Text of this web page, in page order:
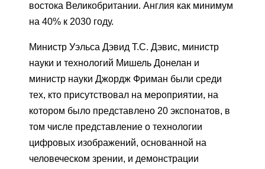
востока Великобритании. Англия как минимум
на 40% к 2030 году.
Министр Уэльса Дэвид Т.С. Дэвис, министр
науки и технологий Мишель Донелан и
министр науки Джордж Фриман были среди
тех, кто присутствовал на мероприятии, на
котором было представлено 20 экспонатов, в
том числе представление о технологии
цифровых изображений, основанной на
человеческом зрении, и демонстрации